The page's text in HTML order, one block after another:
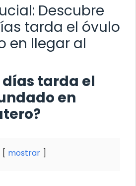
Descubre
tarda el óvulo
en llegar al
tarda el
en
mostrar